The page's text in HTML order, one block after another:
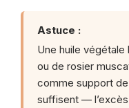
Astuce :
Une huile végétale
ou de rosier
comme support
suffisent —